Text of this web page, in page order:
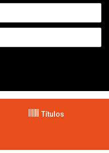
Títulos